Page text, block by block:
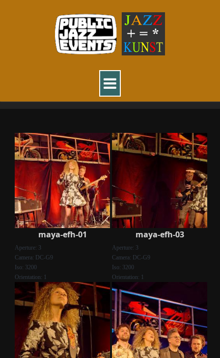
maya-efh-01
Aperture: 3
Camera: DC-G9
Iso: 3200
Orientation: 1
maya-efh-03
Aperture: 3
Camera: DC-G9
Iso: 3200
Orientation: 1